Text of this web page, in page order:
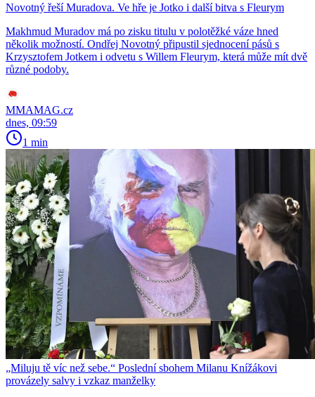
Novotný řeší Muradova. Ve hře je Jotko i další bitva s Fleurym
Makhmud Muradov má po zisku titulu v polotěžké váze hned
několik možností. Ondřej Novotný připustil sjednocení pásů s
Krzysztofem Jotkem i odvetu s Willem Fleurym, která může mít dvě
různé podoby.
MMAMAG.cz
dnes, 09:59
1 min
„Miluju tě víc než sebe.“ Poslední sbohem Milanu Knížákovi
provázely salvy i vzkaz manželky